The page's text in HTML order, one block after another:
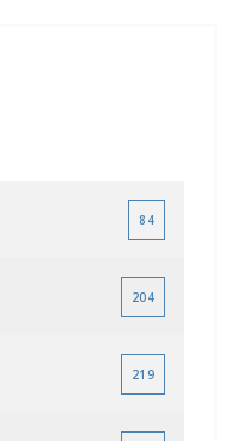
84
204
219